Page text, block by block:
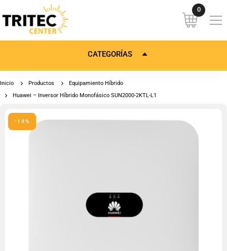
CATEGORÍAS
Inicio Productos
Equipamiento Híbrido
Huawei – Inversor Híbrido Monofásico SUN2000-2KTL-L1
-15%